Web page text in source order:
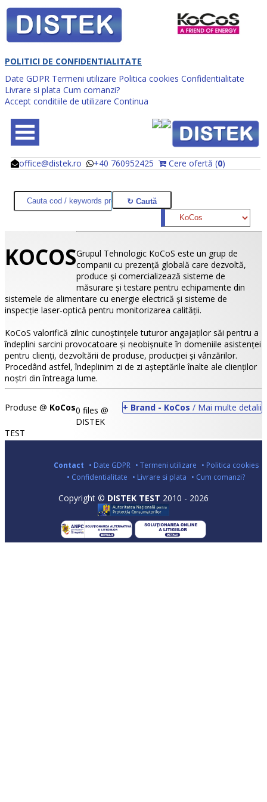
POLITICI DE CONFIDENTIALITATE
Date GDPR Termeni utilizare Politica cookies Confidentialitate
Livrare si plata Cum comanzi?
Accept conditiile de utilizare Continua
office@distek.ro +40 760952425 Cere ofertă (0)
@
@
KOCOSGrupul Tehnologic KoCoS este un grup de
companii cu prezenţă globală care dezvoltă,
produce şi comercializează sisteme de
măsurare şi testare pentru echipamente din
sistemele de alimentare cu energie electrică şi sisteme de
inspecţie laser-optică pentru monitorizarea calităţii.
KoCoS valorifică zilnic cunoștinţele tuturor angajaţilor săi pentru a
îndeplini sarcini provocatoare şi neobișnuite în domeniile asistenţei
pentru clienţi, dezvoltării de produse, producţiei şi vânzărilor.
Procedând astfel, îndeplinim zi de zi așteptările înalte ale clienţilor
noștri din întreaga lume.
+ Brand - KoCos / Mai multe detalii
Produse @ KoCos0 files @
DISTEK
TEST
Contact • Date GDPR • Termeni utilizare • Politica cookies
• Confidentialitate • Livrare si plata • Cum comanzi?
Copyright © DISTEK TEST 2010 - 2026